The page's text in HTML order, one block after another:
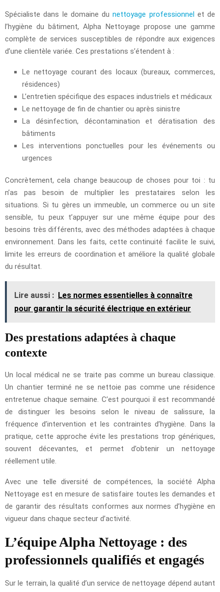
Spécialiste dans le domaine dunettoyage professionnelet de
l’hygiène du bâtiment, Alpha Nettoyage propose une gamme
complète de services susceptibles de répondre aux exigences
d’une clientèle variée. Ces prestations s’étendent à :
Le nettoyage courant des locaux (bureaux, commerces,
résidences)
L’entretien spécifique des espaces industriels et médicaux
Le nettoyage de fin de chantier ou après sinistre
La désinfection, décontamination et dératisation des
bâtiments
Les interventions ponctuelles pour les événements ou
urgences
Concrètement, cela change beaucoup de choses pour toi : tu
n’as pas besoin de multiplier les prestataires selon les
situations. Si tu gères un immeuble, un commerce ou un site
sensible, tu peux t’appuyer sur une même équipe pour des
besoins très différents, avec des méthodes adaptées à chaque
environnement. Dans les faits, cette continuité facilite le suivi,
limite les erreurs de coordination et améliore la qualité globale
du résultat.
Lire aussi : Les normes essentielles à connaître
pour garantir la sécurité électrique en extérieur
Des prestations adaptées à chaque
contexte
Un local médical ne se traite pas comme un bureau classique.
Un chantier terminé ne se nettoie pas comme une résidence
entretenue chaque semaine. C’est pourquoi il est recommandé
de distinguer les besoins selon le niveau de salissure, la
fréquence d’intervention et les contraintes d’hygiène. Dans la
pratique, cette approche évite les prestations trop génériques,
souvent décevantes, et permet d’obtenir un nettoyage
réellement utile.
Avec une telle diversité de compétences, la société Alpha
Nettoyage est en mesure de satisfaire toutes les demandes et
de garantir des résultats conformes aux normes d’hygiène en
vigueur dans chaque secteur d’activité.
L’équipe Alpha Nettoyage : des
professionnels qualifiés et engagés
Sur le terrain, la qualité d’un service de nettoyage dépend autant